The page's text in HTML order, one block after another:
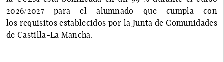
2026/2027 para el alumnado que cumpla con
los requisitos establecidos por la Junta de Comunidades
de Castilla-La Mancha.